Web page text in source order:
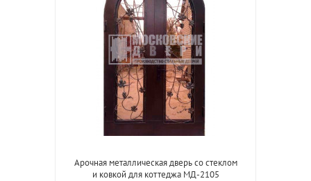
Арочная металлическая дверь со стеклом
и ковкой для коттеджа МД-2105